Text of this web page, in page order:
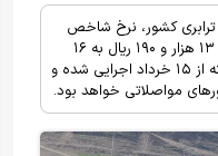
کشور، نرخ شاخص
تن-کیلومتر در حمل‌ونقل جاده‌ای کالا از ۱۳ هزار و ۱۹۰ ریال به ۱۶
هزار و ۶۸۰ ریال افزایش می‌یابد؛ رقمی که از ۱۵ خرداد اجرایی شده و
مواصلاتی خواهد بود.